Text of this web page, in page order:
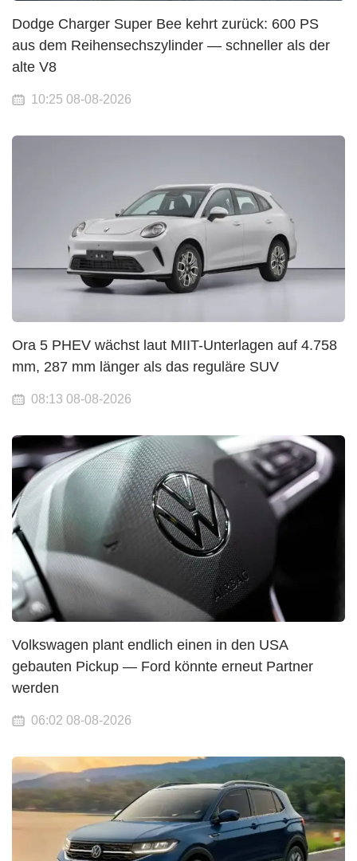
Dodge Charger Super Bee kehrt zurück: 600 PS
aus dem Reihensechszylinder — schneller als der
alte V8
10:25 08-08-2026
Ora 5 PHEV wächst laut MIIT-Unterlagen auf 4.758
mm, 287 mm länger als das reguläre SUV
08:13 08-08-2026
Volkswagen plant endlich einen in den USA
gebauten Pickup — Ford könnte erneut Partner
werden
06:02 08-08-2026